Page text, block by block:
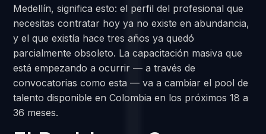
Medellín, significa esto: el perfil del profesional que
necesitas contratar hoy ya no existe en abundancia,
y el que existía hace tres años ya quedó
parcialmente obsoleto. La capacitación masiva que
está empezando a ocurrir — a través de
convocatorias como esta — va a cambiar el pool de
talento disponible en Colombia en los próximos 18 a
36 meses.